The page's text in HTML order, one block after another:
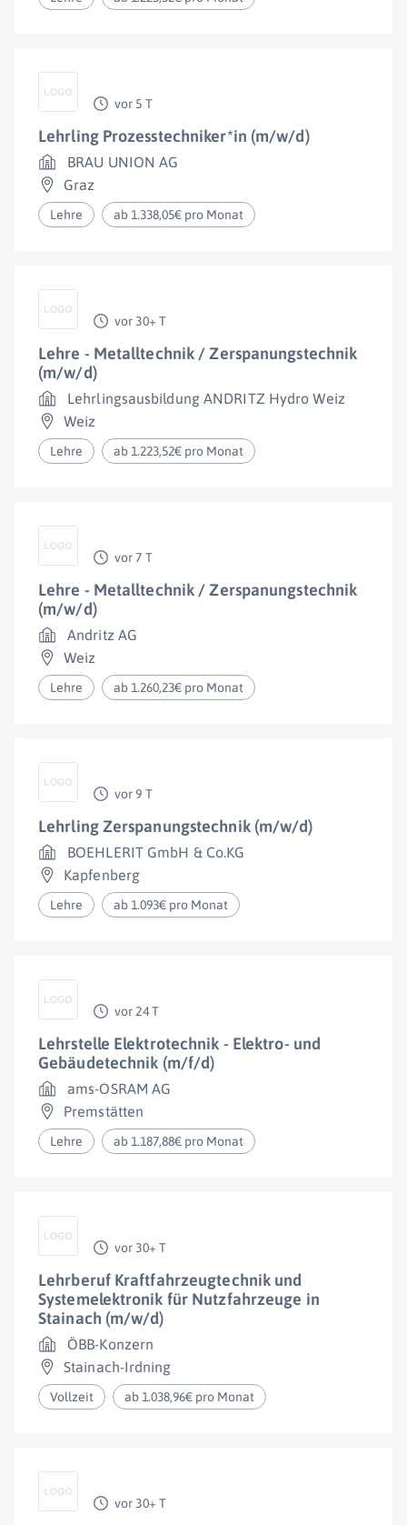
vor 5 T
Lehrling Prozesstechniker*in (m/w/d)
BRAU UNION AG
Graz
Lehre ab 1.338,05€ pro Monat
vor 30+ T
Lehre - Metalltechnik / Zerspanungstechnik
(m/w/d)
Lehrlingsausbildung ANDRITZ Hydro Weiz
Weiz
Lehre ab 1.223,52€ pro Monat
vor 7 T
Lehre - Metalltechnik / Zerspanungstechnik
(m/w/d)
Andritz AG
Weiz
Lehre ab 1.260,23€ pro Monat
vor 9 T
Lehrling Zerspanungstechnik (m/w/d)
BOEHLERIT GmbH & Co.KG
Kapfenberg
Lehre ab 1.093€ pro Monat
vor 24 T
Lehrstelle Elektrotechnik - Elektro- und
Gebäudetechnik (m/f/d)
ams-OSRAM AG
Premstätten
Lehre ab 1.187,88€ pro Monat
vor 30+ T
Lehrberuf Kraftfahrzeugtechnik und
Systemelektronik für Nutzfahrzeuge in
Stainach (m/w/d)
ÖBB-Konzern
Stainach-Irdning
Vollzeit ab 1.038,96€ pro Monat
vor 30+ T